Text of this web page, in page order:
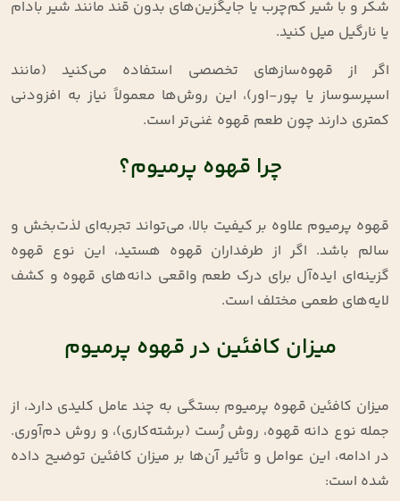
شکر و با شیر کم‌چرب یا جایگزین‌های بدون قند مانند شیر بادام
یا نارگیل میل کنید.
اگر از قهوه‌سازهای تخصصی استفاده می‌کنید (مانند
اسپرسوساز یا پور-اور)، این روش‌ها معمولاً نیاز به افزودنی
کمتری دارند چون طعم قهوه غنی‌تر است.
چرا قهوه پرمیوم؟
قهوه پرمیوم علاوه بر کیفیت بالا، می‌تواند تجربه‌ای لذت‌بخش و
سالم باشد. اگر از طرفداران قهوه هستید، این نوع قهوه
گزینه‌ای ایده‌آل برای درک طعم واقعی دانه‌های قهوه و کشف
لایه‌های طعمی مختلف است.
میزان کافئین در قهوه پرمیوم
میزان کافئین قهوه پرمیوم بستگی به چند عامل کلیدی دارد، از
جمله نوع دانه قهوه، روش رُست (برشته‌کاری)، و روش دم‌آوری.
در ادامه، این عوامل و تأثیر آن‌ها بر میزان کافئین توضیح داده
شده است: